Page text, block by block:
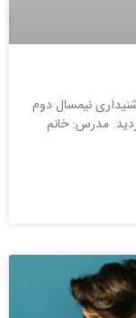
نیمسال دوم
10اسفند برگزار گردید. مدرس: خانم